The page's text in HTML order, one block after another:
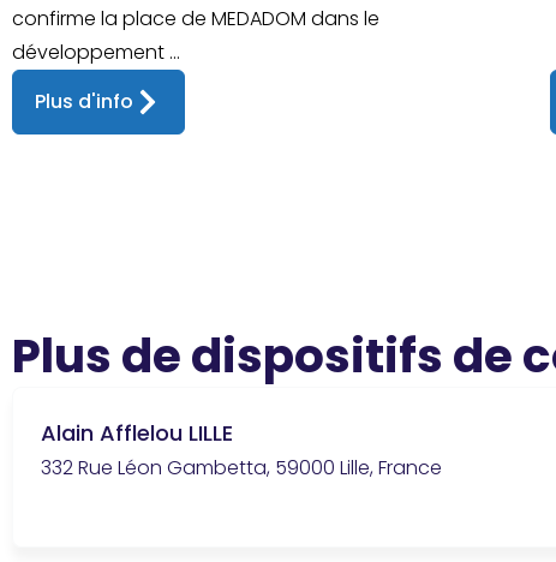
confirme la place de MEDADOM dans le
développement ...
Plus d'info
Plus de dispositifs de
Alain Afflelou LILLE
332 Rue Léon Gambetta, 59000 Lille, France